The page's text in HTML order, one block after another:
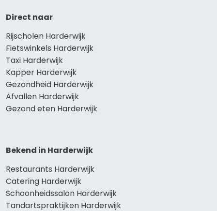
Direct naar
Rijscholen Harderwijk
Fietswinkels Harderwijk
Taxi Harderwijk
Kapper Harderwijk
Gezondheid Harderwijk
Afvallen Harderwijk
Gezond eten Harderwijk
Bekend in Harderwijk
Restaurants Harderwijk
Catering Harderwijk
Schoonheidssalon Harderwijk
Tandartspraktijken Harderwijk